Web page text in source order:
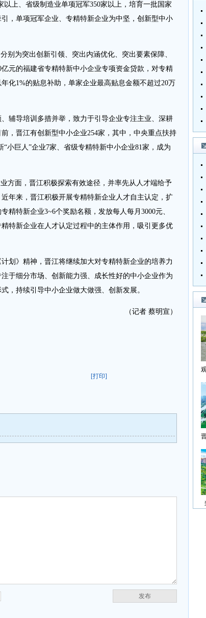
以上、省级制造业单项冠军350家以上，培育一批国家
，单项冠军企业、专精特新企业为中坚，创新型中小
为突出创新引领、突出内涵优化、突出要素保障、
元的福建省专精特新中小企业专项资金贷款，对专精
化1%的贴息补助，单家企业最高贴息金额不超过20万
导培训多措并举，致力于引导企业专注主业、深耕
，晋江有创新型中小企业254家，其中，中央重点扶持
小巨人”企业7家、省级专精特新中小企业81家，成为
面，晋江积极探索有效途径，并率先从人才端给予
年来，晋江积极开展专精特新企业人才自主认定，扩
精特新企业3~6个奖励名额，发放每人每月3000元、
特新企业在人才认定过程中的主体作用，吸引更多优
》精神，晋江将继续加大对专精特新企业的培养力
于细分市场、创新能力强、成长性好的中小企业作为
，持续引导中小企业做大做强、创新发展。
（记者 蔡明宣）
[打印]
发布